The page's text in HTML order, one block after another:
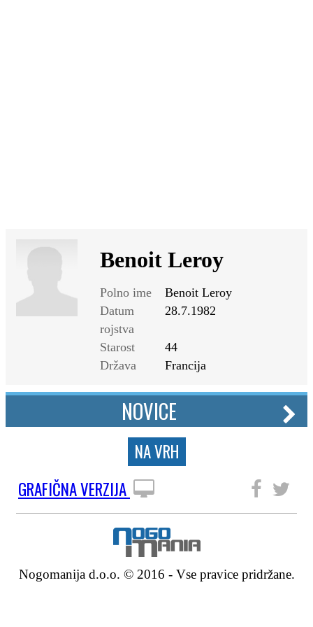
Benoit Leroy
Polno ime
Benoit Leroy
Datum
rojstva
28.7.1982
Starost
44
Država
Francija
NOVICE
NA VRH
GRAFIČNA VERZIJA
Nogomanija d.o.o. © 2016 - Vse pravice pridržane.